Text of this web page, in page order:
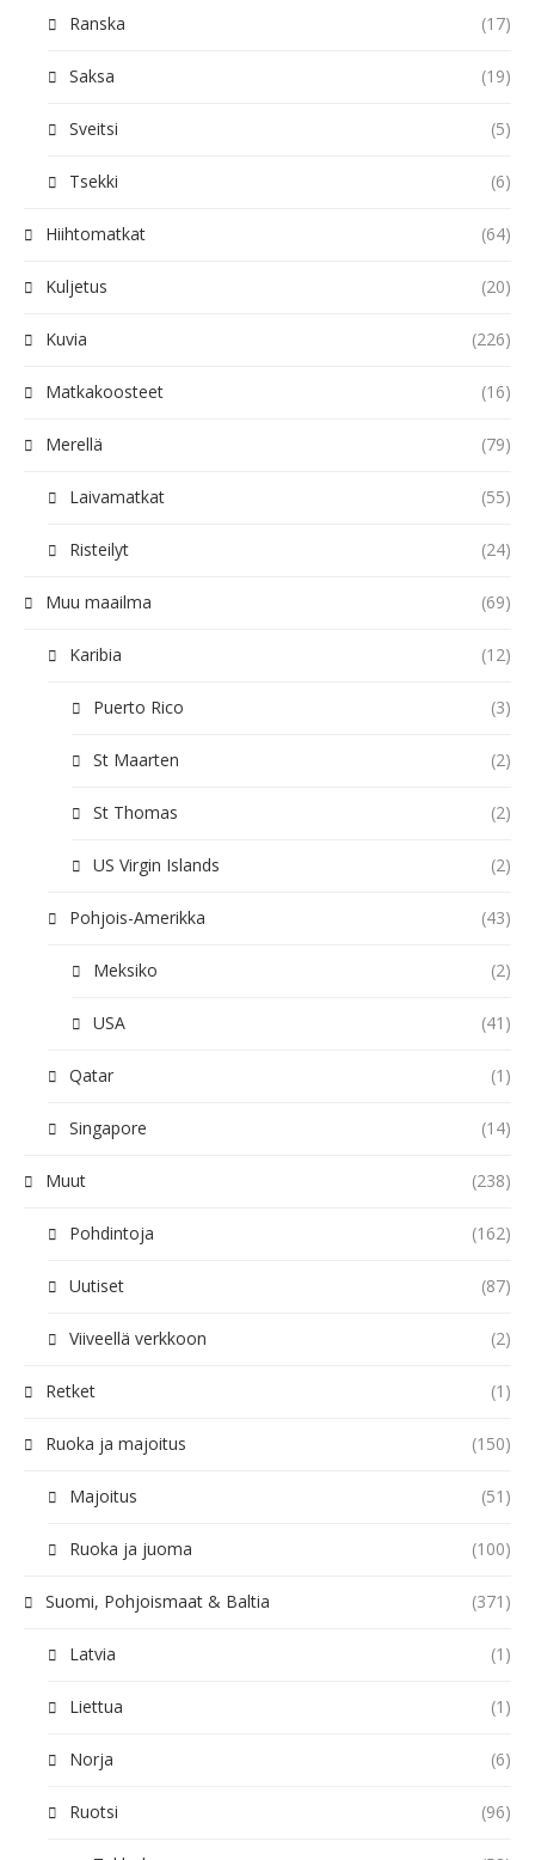
Ranska (17)
Saksa (19)
Sveitsi (5)
Tsekki (6)
Hiihtomatkat (64)
Kuljetus (20)
Kuvia (226)
Matkakoosteet (16)
Merellä (79)
Laivamatkat (55)
Risteilyt (24)
Muu maailma (69)
Karibia (12)
Puerto Rico (3)
St Maarten (2)
St Thomas (2)
US Virgin Islands (2)
Pohjois-Amerikka (43)
Meksiko (2)
USA (41)
Qatar (1)
Singapore (14)
Muut (238)
Pohdintoja (162)
Uutiset (87)
Viiveellä verkkoon (2)
Retket (1)
Ruoka ja majoitus (150)
Majoitus (51)
Ruoka ja juoma (100)
Suomi, Pohjoismaat & Baltia (371)
Latvia (1)
Liettua (1)
Norja (6)
Ruotsi (96)